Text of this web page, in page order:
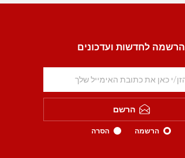
הרשמה לחדשות ועדכונים
הרשם
הרשמה הסרה